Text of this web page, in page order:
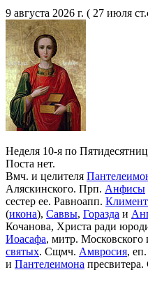
9 августа 2026 г. ( 27 июля
Неделя 10-я по
Поста нет.
Вмч. и целителя
Аляскинского. Прп. Анфисы
сестер ее. Равноапп.
(икона), Саввы, Горазда и
Кочанова, Христа ради
Иоасафа, митр. Московского
святых. Сщмч. Амвросия,
и Пантелеимона